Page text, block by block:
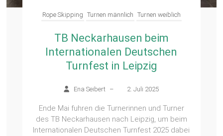
Rope Skipping Turnen männlich Turnen weiblich
TB Neckarhausen beim
Internationalen Deutschen
Turnfest in Leipzig
Ena Seibert – 2. Juli 2025
Ende Mai fuhren die Turnerinnen und Turner
des TB Neckarhausen nach Leipzig, um beim
Internationalen Deutschen Turnfest 2025 dabei